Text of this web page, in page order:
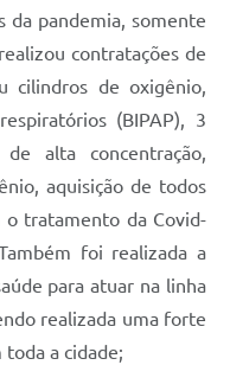
da pandemia, somente
contratações de
cilindros de oxigênio,
(BIPAP), 3
de alta concentração,
aquisição de todos
o tratamento da Covid-
foi realizada a
para atuar na linha
realizada uma forte
toda a cidade;